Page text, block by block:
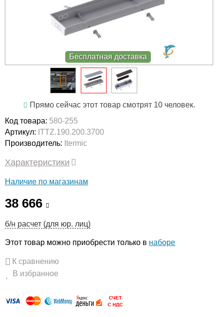
Бесплатная доставка
Прямо сейчас этот товар смотрят 10 человек.
Код товара: 580-255
Артикул: ITTZ.190.200.3700
Производитель: Itermic
Характеристики
Наличие по магазинам
38 666
б/н расчет (для юр. лиц)
Этот товар можно приобрести только в наборе
К сравнению
В избранное